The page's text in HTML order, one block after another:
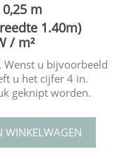
m
1.40m)
/ m²
u bijvoorbeeld
u het cijfer 4 in.
geknipt worden.